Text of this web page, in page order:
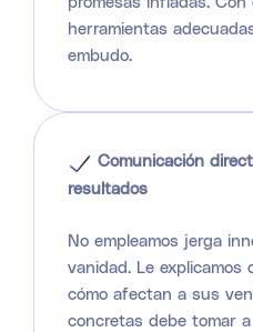
herramientas
embudo.
Comunicación
resultados
No empleamos jerga
vanidad. Le explicamos
cómo afectan a sus
concretas debe tomar